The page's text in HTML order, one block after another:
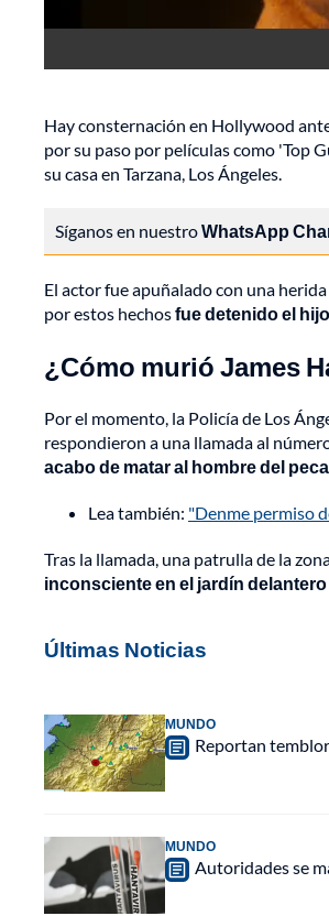
Hay consternación en Hollywood
por su paso por películas como 'Top
su casa en Tarzana, Los Ángeles.
Síganos en nuestroWhatsApp
El actor fue apuñalado con una
por estos hechosfue detenido el
¿Cómo murió James
Por el momento, la Policía de Los
respondieron a una llamada al
acabo de matar al hombre del
Lea también: "Denme permiso
Tras la llamada, una patrulla de la
inconsciente en el jardín
Últimas Noticias
MUNDO
Reportan
MUNDO
Autoridades se